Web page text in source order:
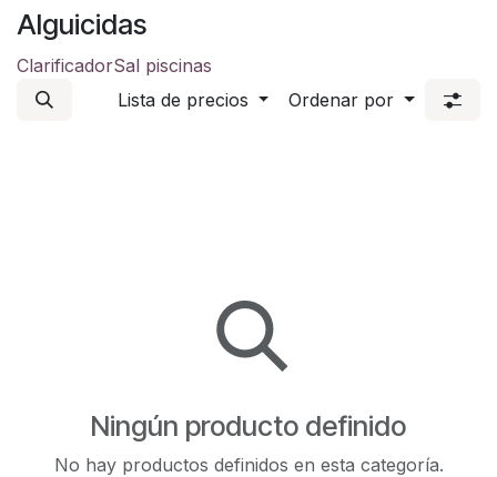
Alguicidas
ClarificadorSal piscinas
Lista de precios
Ordenar por
Ningún producto definido
No hay productos definidos en esta categoría.